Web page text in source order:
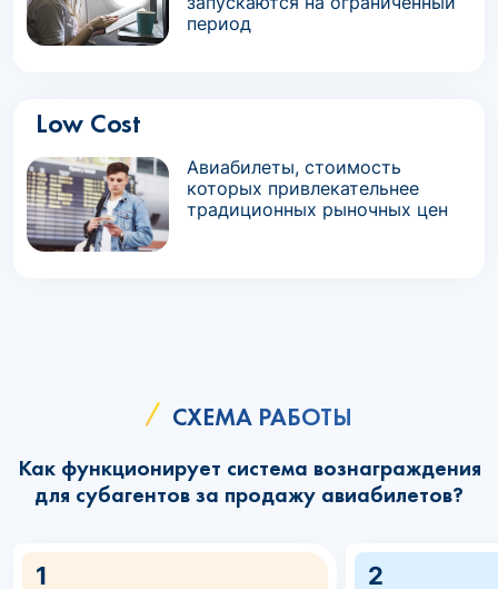
период
Low Cost
Авиабилеты, стоимость
которых привлекательнее
традиционных рыночных цен
СХЕМА РАБОТЫ
Как функционирует система вознаграждения
для субагентов за продажу авиабилетов?
1 2